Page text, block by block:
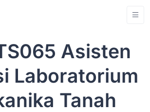
Asisten
Laboratorium
Tanah